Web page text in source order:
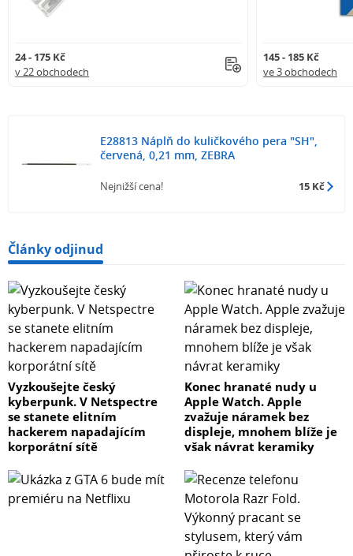
24 - 175 Kč
v 22 obchodech
145 - 185 Kč
ve 3 obchodech
E28813 Náplň do kuličkového pera "SH",
červená, 0,21 mm, ZEBRA
Nejnižší cena! 15 Kč
Články odjinud
Vyzkoušejte český
kyberpunk. V Netspectre
se stanete elitním
hackerem napadajícím
korporátní sítě
Konec hranaté nudy u
Apple Watch. Apple
zvažuje náramek bez
displeje, mnohem blíže je
však návrat keramiky